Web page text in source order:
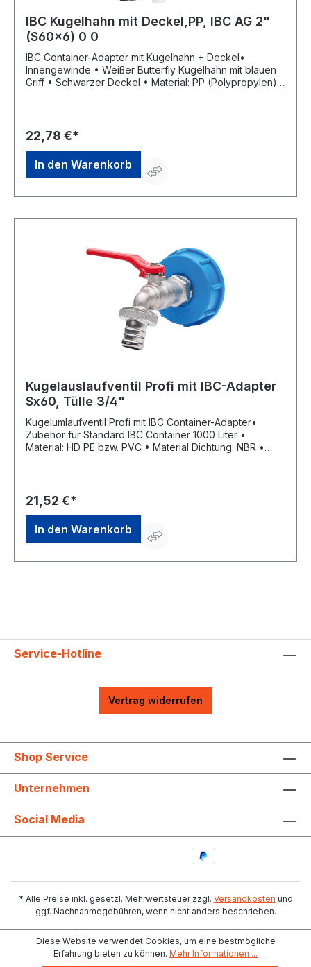
IBC Kugelhahn mit Deckel,PP, IBC AG 2"
(S60x6) 0 0
IBC Container-Adapter mit Kugelhahn + Deckel•
Innengewinde • Weißer Butterfly Kugelhahn mit blauen
Griff • Schwarzer Deckel • Material: PP (Polypropylen) •
Langbaurghstr.5, 53842 Troisdorf, DE, +492241932580,
info@mcc-germany.com
22,78 €*
In den Warenkorb
Kugelauslaufventil Profi mit IBC-Adapter
Sx60, Tülle 3/4"
Kugelumlaufventil Profi mit IBC Container-Adapter•
Zubehör für Standard IBC Container 1000 Liter •
Material: HD PE bzw. PVC • Material Dichtung: NBR •
schlauchtechnik.de
21,52 €*
In den Warenkorb
Service-Hotline
Vertrag widerrufen
Shop Service
Unternehmen
Social Media
* Alle Preise inkl. gesetzl. Mehrwertsteuer zzgl. Versandkosten und
ggf. Nachnahmegebühren, wenn nicht anders beschrieben.
Diese Website verwendet Cookies, um eine bestmögliche
Erfahrung bieten zu können. Mehr Informationen ...